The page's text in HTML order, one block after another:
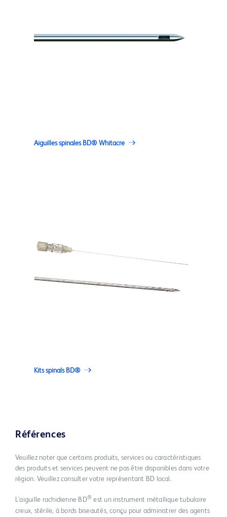
Aiguilles spinales BD® Whitacre
Kits spinals BD®
Références
Veuillez noter que certains produits, services ou caractéristiques
des produits et services peuvent ne pas être disponibles dans votre
région. Veuillez consulter votre représentant BD local.
L'aiguille rachidienne BD® est un instrument métallique tubulaire
creux, stérile, à bords biseautés, conçu pour administrer des agents